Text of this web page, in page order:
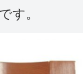
す。